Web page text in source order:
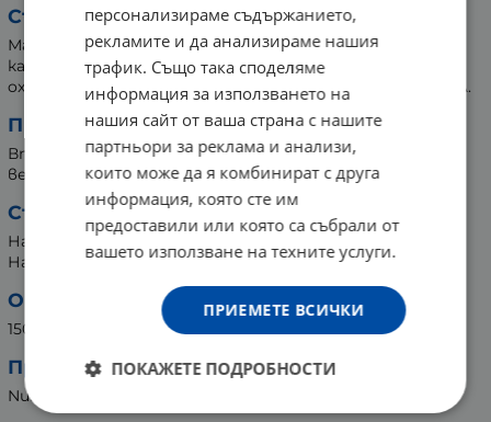
Съставки:
Масло от жълт кантарион /Hypericum perforatum/,
катраново масло от червена хвойна /Juniperus
oxycedrus/, масло то мащерка /Thymus vulgaris/, алкохол.
Препоръка за употреба:
Впръсквайте върху засегнатите участъци сутрин и
вечер. Разклатете преди употреба.
Съхранение:
На сухо място, далеч от пряка слънчева светлина.
На място, недостъпно за деца.
Опаковка:
150 мл
Производител:
Nurs Lokman Hekim, Турция
персонализираме съдържанието,
рекламите и да анализираме нашия
трафик. Също така споделяме
информация за използването на
нашия сайт от ваша страна с нашите
партньори за реклама и анализи,
които може да я комбинират с друга
информация, която сте им
предоставили или която са събрали от
вашето използване на техните услуги.
ПРИЕМЕТЕ ВСИЧКИ
ПОКАЖЕТЕ ПОДРОБНОСТИ